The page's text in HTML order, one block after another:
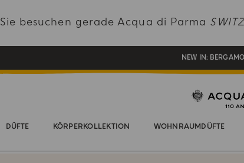
Sie besuchen gerade Acqua di Parma
REGISTRIEREN SIE SICH UND
EIN GESCHENK FÜR SIE AUF
NEW IN:
DÜFTE KÖRPERKOLLEKTION WOHNRAUMDÜFTE